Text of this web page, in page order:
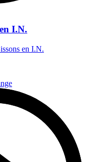
I.N.
en I.N.